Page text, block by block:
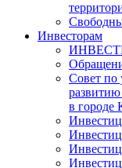
Инвесторам
Совет по
развитию
в городе